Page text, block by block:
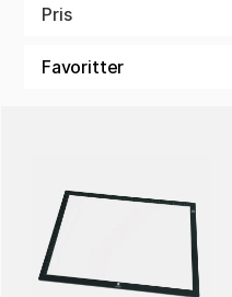
Vi selger Daylights Wafer-
størrelser, er ekstremt
Pris